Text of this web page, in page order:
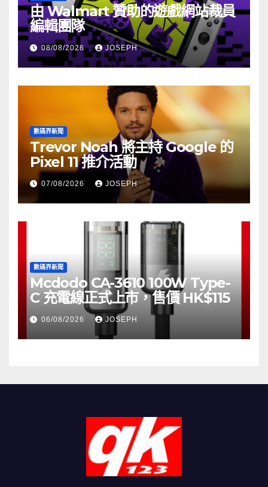
由 Walmart 贊助的遊戲網站裁員
編輯團隊
08/08/2026 JOSEPH
數碼界新聞
Trevor Noah 將主持 Google 的
Pixel 11 推介活動
07/08/2026 JOSEPH
數碼界新聞
Mcdodo CA-3610 100W Type-
C 充電線正式上市，售價 HK$115
06/08/2026 JOSEPH